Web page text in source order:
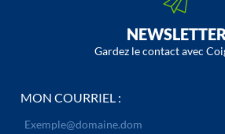
Gardez le contact avec
MON COURRIEL :